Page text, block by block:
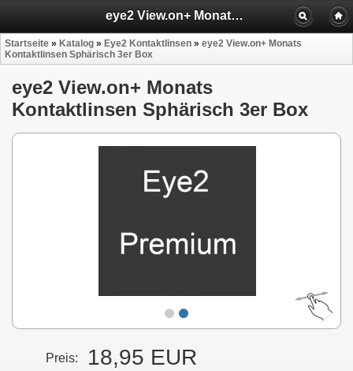
eye2 View.on+ Monats Kontaktlinsen Sphärisch 3er Box
Startseite » Katalog » Eye2 Kontaktlinsen » eye2 View.on+ Monats
Kontaktlinsen Sphärisch 3er Box
eye2 View.on+ Monats
Kontaktlinsen Sphärisch 3er Box
Preis: 18,95 EUR